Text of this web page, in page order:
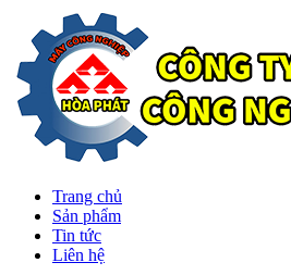
Trang chủ
Sản phẩm
Tin tức
Liên hệ